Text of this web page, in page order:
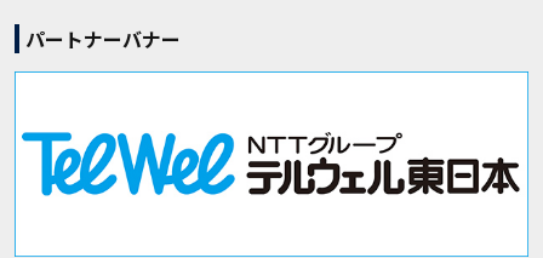
パートナーバナー